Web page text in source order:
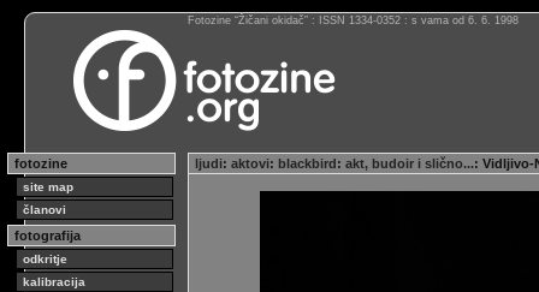
Fotozine “Žičani okidač” : ISSN 1334-0352 : s vama od 6. 6. 1998
fotozine
site map
članovi
fotografija
odkritje
kalibracija
ljudi: aktovi: blackbird: akt, budoir i slično...: